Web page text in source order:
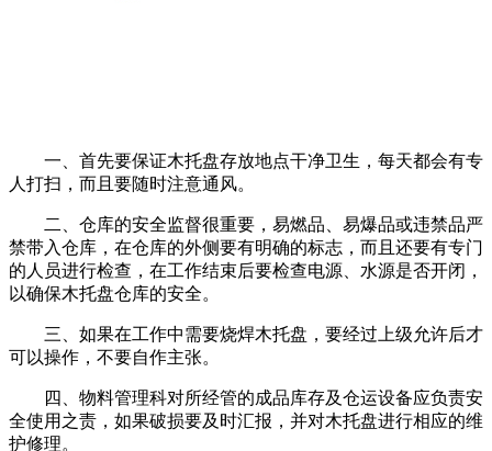
一、首先要保证木托盘存放地点干净卫生，每天都会有专
人打扫，而且要随时注意通风。
二、仓库的安全监督很重要，易燃品、易爆品或违禁品严
禁带入仓库，在仓库的外侧要有明确的标志，而且还要有专门
的人员进行检查，在工作结束后要检查电源、水源是否开闭，
以确保木托盘仓库的安全。
三、如果在工作中需要烧焊木托盘，要经过上级允许后才
可以操作，不要自作主张。
四、物料管理科对所经管的成品库存及仓运设备应负责安
全使用之责，如果破损要及时汇报，并对木托盘进行相应的维
护修理。